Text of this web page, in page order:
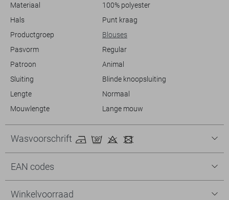
Materiaal
100% polyester
Hals
Punt kraag
Productgroep
Blouses
Pasvorm
Regular
Patroon
Animal
Sluiting
Blinde knoopsluiting
Lengte
Normaal
Mouwlengte
Lange mouw
Wasvoorschrift
EAN codes
Winkelvoorraad